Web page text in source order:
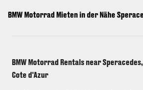
BMW Motorrad Mieten in der Nähe
BMW Motorrad Rentals near
Cote d'Azur